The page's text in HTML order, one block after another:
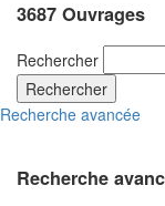
3687 Ouvrages
Rechercher
Rechercher
Recherche avancée
Recherche